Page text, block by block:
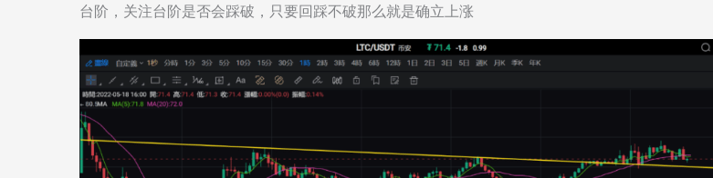
台阶，关注台阶是否会踩破，只要回踩不破那么就是确立上涨